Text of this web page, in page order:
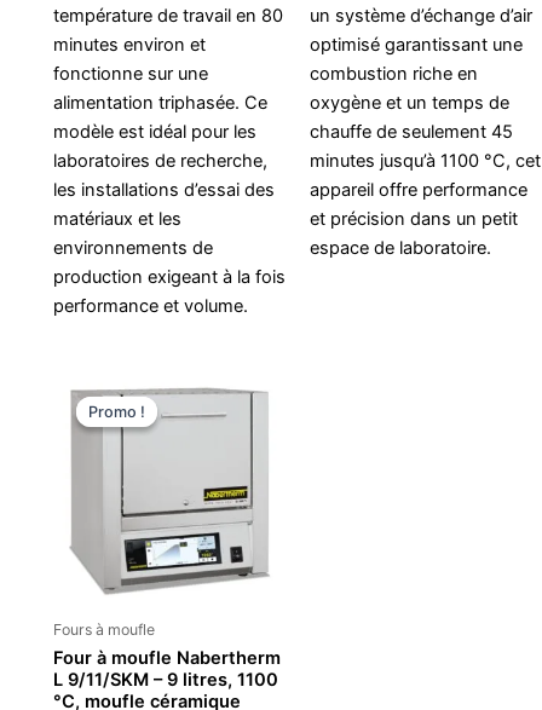
température de travail en 80
minutes environ et
fonctionne sur une
alimentation triphasée. Ce
modèle est idéal pour les
laboratoires de recherche,
les installations d’essai des
matériaux et les
environnements de
production exigeant à la fois
performance et volume.
un système d’échange d’air
optimisé garantissant une
combustion riche en
oxygène et un temps de
chauffe de seulement 45
minutes jusqu’à 1100 °C, cet
appareil offre performance
et précision dans un petit
espace de laboratoire.
Promo !
Promo !
Fours à moufle
Four à moufle Nabertherm
L 9/11/SKM – 9 litres, 1100
°C, moufle céramique
prix
initial
actuel